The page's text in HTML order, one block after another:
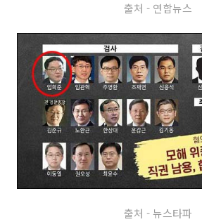
출처 - 연합뉴스
출처 - 뉴스타파